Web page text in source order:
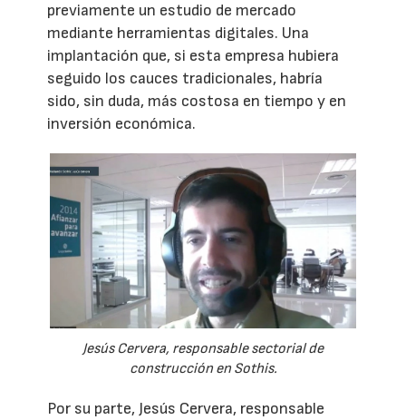
previamente un estudio de mercado
mediante herramientas digitales. Una
implantación que, si esta empresa hubiera
seguido los cauces tradicionales, habría
sido, sin duda, más costosa en tiempo y en
inversión económica.
Jesús Cervera, responsable sectorial de
construcción en Sothis.
Por su parte, Jesús Cervera, responsable